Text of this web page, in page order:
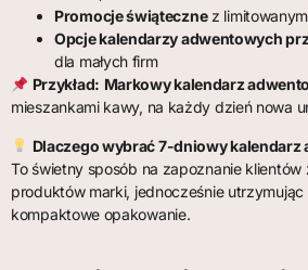
Promocje świątecznez
Opcje kalendarzy adwentowych
dla małych firm
Przykład: Markowy kalendarz
mieszankami kawy, na każdy dzień nowa
Dlaczego wybrać 7-dniowy kalendarz
To świetny sposób na zapoznanie klientów
produktów marki, jednocześnie
kompaktowe opakowanie.